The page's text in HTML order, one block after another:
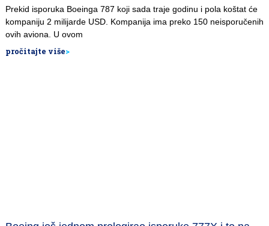
Prekid isporuka Boeinga 787 koji sada traje godinu i pola koštat će
kompaniju 2 milijarde USD. Kompanija ima preko 150 neisporučenih
ovih aviona. U ovom
pročitajte više>